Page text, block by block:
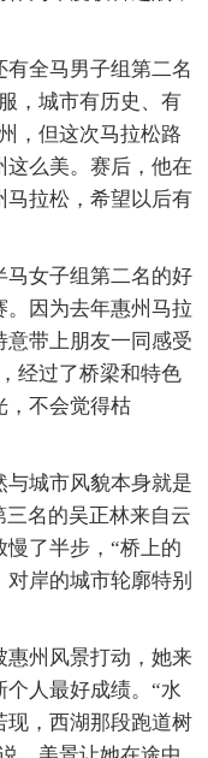
全马男子组第二名
，城市有历史、有
，但这次马拉松路
么美。赛后，他在
马拉松，希望以后有
女子组第二名的好
。因为去年惠州马拉
带上朋友一同感受
经过了桥梁和特色
，不会觉得枯
城市风貌本身就是
名的吴正林来自云
了半步，“桥上的
岸的城市轮廓特别
州风景打动，她来
人最好成绩。“水
现，西湖那段跑道树